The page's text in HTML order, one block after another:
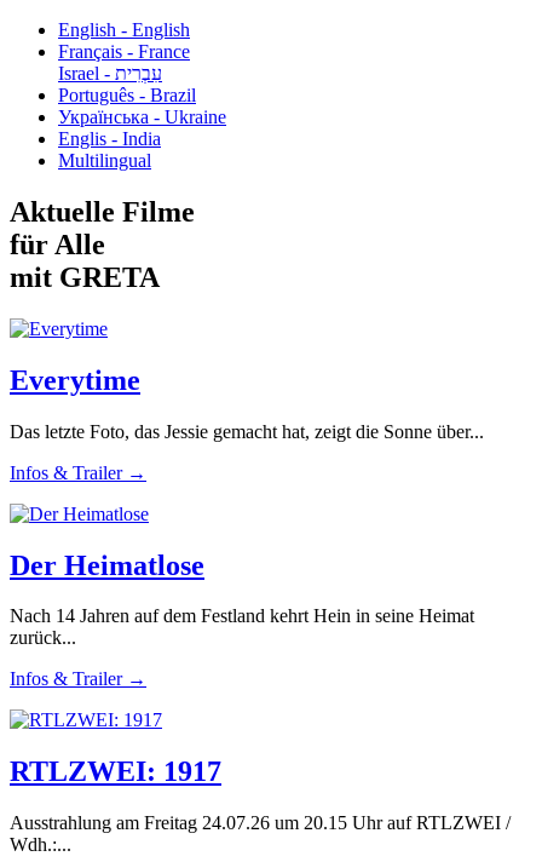
English - English
Français - France
עִבְרִית - Israel
Português - Brazil
Українська - Ukraine
Englis - India
Multilingual
Aktuelle Filme
für Alle
mit GRETA
Everytime
Das letzte Foto, das Jessie gemacht hat, zeigt die Sonne über...
Infos & Trailer →
Der Heimatlose
Nach 14 Jahren auf dem Festland kehrt Hein in seine Heimat
zurück...
Infos & Trailer →
RTLZWEI: 1917
Ausstrahlung am Freitag 24.07.26 um 20.15 Uhr auf RTLZWEI /
Wdh.:...